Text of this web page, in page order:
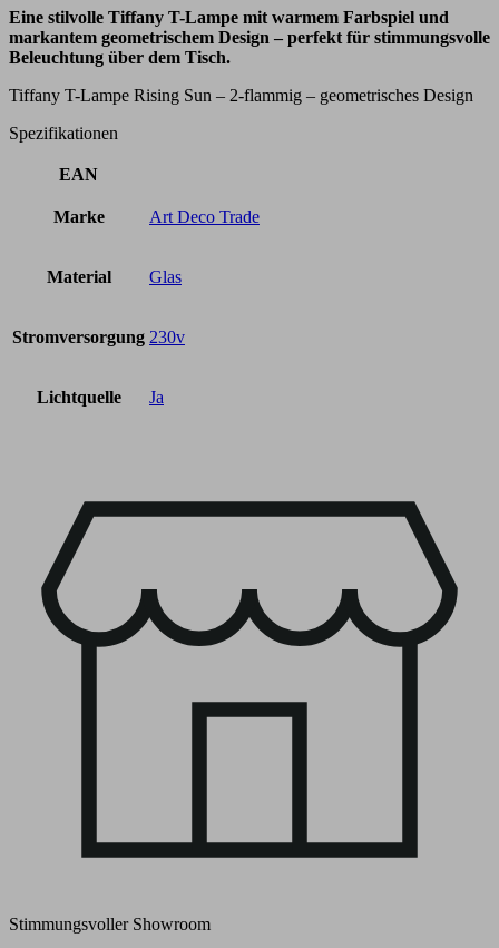
Eine stilvolle Tiffany T-Lampe mit warmem Farbspiel und
markantem geometrischem Design – perfekt für stimmungsvolle
Beleuchtung über dem Tisch.
Tiffany T-Lampe Rising Sun – 2-flammig – geometrisches Design
Spezifikationen
EAN
Marke Art Deco Trade
Material Glas
Stromversorgung 230v
Lichtquelle Ja
Stimmungsvoller Showroom